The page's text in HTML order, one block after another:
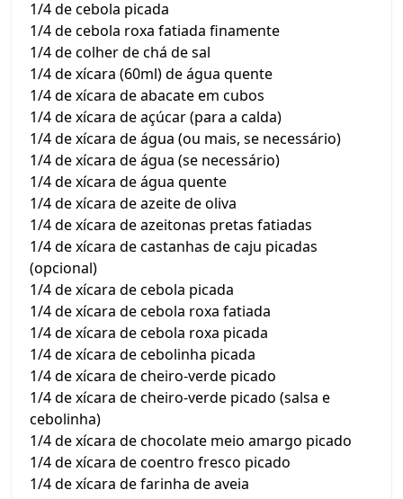
1/4 de cebola picada
1/4 de cebola roxa fatiada finamente
1/4 de colher de chá de sal
1/4 de xícara (60ml) de água quente
1/4 de xícara de abacate em cubos
1/4 de xícara de açúcar (para a calda)
1/4 de xícara de água (ou mais, se necessário)
1/4 de xícara de água (se necessário)
1/4 de xícara de água quente
1/4 de xícara de azeite de oliva
1/4 de xícara de azeitonas pretas fatiadas
1/4 de xícara de castanhas de caju picadas
(opcional)
1/4 de xícara de cebola picada
1/4 de xícara de cebola roxa fatiada
1/4 de xícara de cebola roxa picada
1/4 de xícara de cebolinha picada
1/4 de xícara de cheiro-verde picado
1/4 de xícara de cheiro-verde picado (salsa e
cebolinha)
1/4 de xícara de chocolate meio amargo picado
1/4 de xícara de coentro fresco picado
1/4 de xícara de farinha de aveia